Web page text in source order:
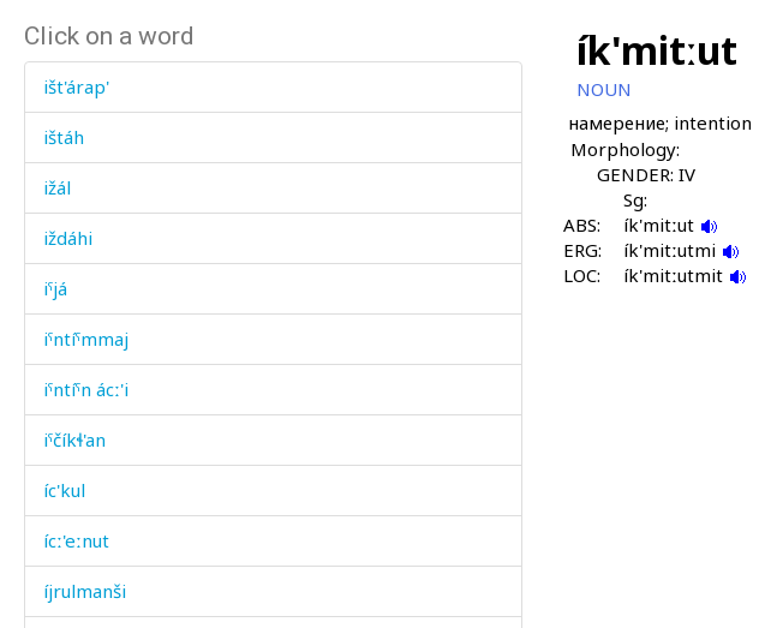
Click on a word
išt'árap'
ištáh
ižál
iždáhi
iˤjá
iˤntíˤmmaj
iˤntíˤn ácː'i
iˤčíkɬ'an
íc'kul
ícː'eːnut
íjrulmanši
ík'mitːut
NOUN
намерение; intention
Morphology:
GENDER: IV
Sg:
ABS:
ík'mitːut
ERG:
ík'mitːutmi
LOC:
ík'mitːutmit